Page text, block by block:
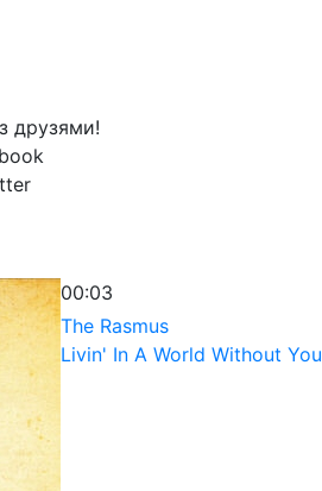
друзями!
00:03
The Rasmus
Livin' In A World Without You